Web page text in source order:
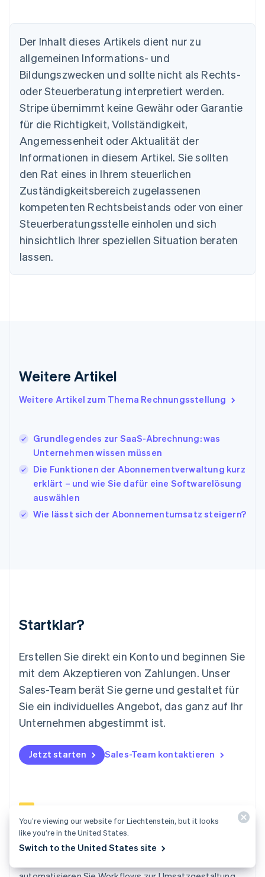
Der Inhalt dieses Artikels dient nur zu
allgemeinen Informations- und
Bildungszwecken und sollte nicht als Rechts-
oder Steuerberatung interpretiert werden.
Stripe übernimmt keine Gewähr oder Garantie
für die Richtigkeit, Vollständigkeit,
Angemessenheit oder Aktualität der
Informationen in diesem Artikel. Sie sollten
den Rat eines in Ihrem steuerlichen
Zuständigkeitsbereich zugelassenen
kompetenten Rechtsbeistands oder von einer
Steuerberatungsstelle einholen und sich
hinsichtlich Ihrer speziellen Situation beraten
lassen.
Weitere Artikel
Weitere Artikel zum Thema Rechnungsstellung
Grundlegendes zur SaaS-Abrechnung: was
Unternehmen wissen müssen
Die Funktionen der Abonnementverwaltung kurz
erklärt – und wie Sie dafür eine Softwarelösung
auswählen
Wie lässt sich der Abonnementumsatz steigern?
Startklar?
Erstellen Sie direkt ein Konto und beginnen Sie
mit dem Akzeptieren von Zahlungen. Unser
Sales-Team berät Sie gerne und gestaltet für
Sie ein individuelles Angebot, das ganz auf Ihr
Unternehmen abgestimmt ist.
Jetzt starten Sales-Team kontaktieren
Billing
Australien
English
Belgien
Brasilien
PortuguêsEnglish
Bulgarien
English
Dänemark
English
DeutschEnglish
Estland
English
Festlandchina
简体中文English
Finnland
Frankreich
FrançaisEnglish
English
Italien
Italiano English
EnglishFrançais
Kroatien
EnglishItaliano
Lettland
Liechtenstein
DeutschEnglish
Mexiko
English
Niederlande
Nederlands English
Norwegen
English
Österreich
Polen
English
Portugal
SvenskaEnglish
Schweiz
DeutschFrançaisItalianoEnglish
English简体中文
You’re viewing our website for Liechtenstein, but it looks
like you’re in the United States.
Switch to the United States site